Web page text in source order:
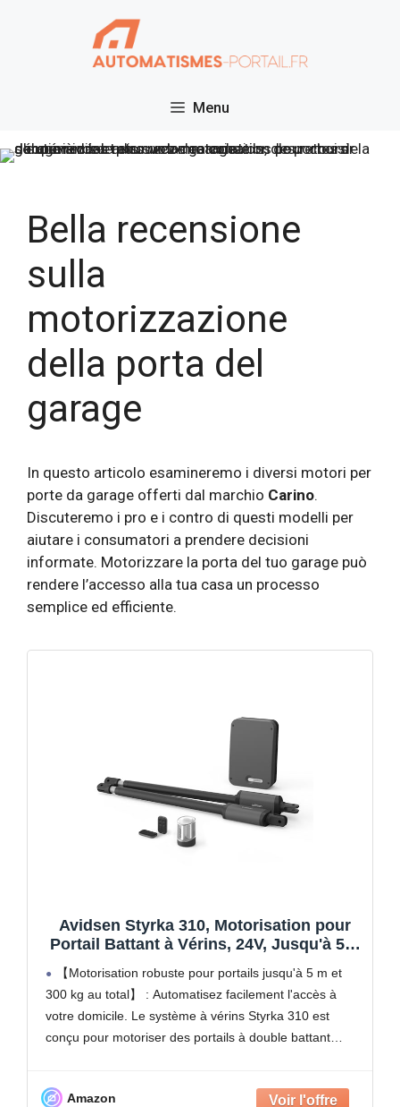
Menu
Bella recensione
sulla
motorizzazione
della porta del
garage
In questo articolo esamineremo i diversi motori per
porte da garage offerti dal marchio Carino.
Discuteremo i pro e i contro di questi modelli per
aiutare i consumatori a prendere decisioni
informate. Motorizzare la porta del tuo garage può
rendere l’accesso alla tua casa un processo
semplice ed efficiente.
Avidsen Styrka 310, Motorisation pour
Portail Battant à Vérins, 24V, Jusqu'à 5m
et 300kg au total, Automatisme de Portail
Électrique, Arrêt sur Obstacle, 2
Télécommandes
【Motorisation robuste pour portails jusqu'à 5 m et
300 kg au total】 : Automatisez facilement l'accès à
votre domicile. Le système à vérins Styrka 310 est
conçu pour motoriser des portails à double battant
Amazon